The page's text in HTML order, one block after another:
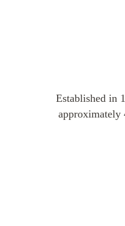
Established in
approximately